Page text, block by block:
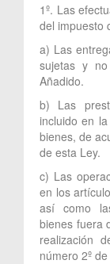
1º. Las
del impuesto
a) Las
sujetas y
Añadido.
b) Las
incluido en
bienes, de
de esta Ley.
c) Las
en los
así como
bienes fuera
realización
número 2º